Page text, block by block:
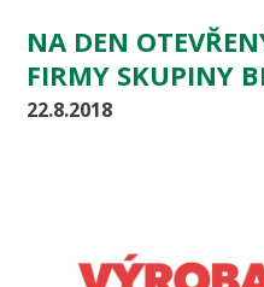
NA DEN
FIRMY SKUPINY
22.8.2018